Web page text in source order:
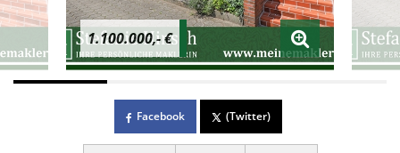
1.100.000,- €
Facebook (Twitter)